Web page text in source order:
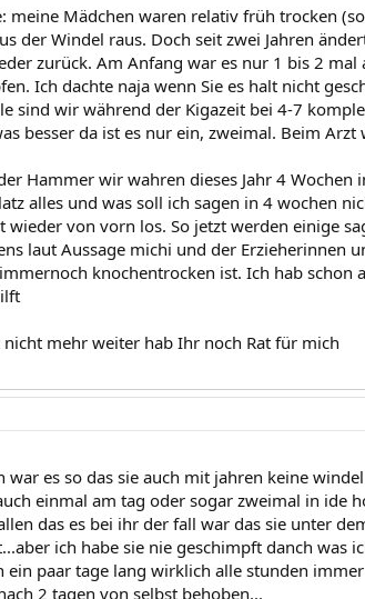
meine Mädchen waren relativ früh trocken
der Windel raus. Doch seit zwei Jahren
zurück. Am Anfang war es nur 1 bis 2
Ich dachte naja wenn Sie es halt nicht
sind wir während der Kigazeit bei 4-7
besser da ist es nur ein, zweimal. Beim
Hammer wir wahren dieses Jahr 4
alles und was soll ich sagen in 4 wochen
wieder von vorn los. So jetzt werden einige
laut Aussage michi und der Erzieherinnen
knochentrocken ist. Ich hab schon
mehr weiter hab Ihr noch Rat für mich
war es so das sie auch mit jahren keine
einmal am tag oder sogar zweimal in ide
das es bei ihr der fall war das sie unter
ich habe sie nie geschimpft danch was
ein paar tage lang wirklich alle stunden
2 tagen von selbst behoben...